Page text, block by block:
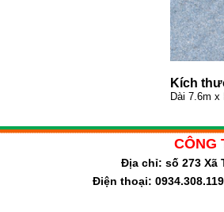
Kích
Dài 7.6m x
CÔNG
Địa chỉ: số 273 Xã
Điện thoại: